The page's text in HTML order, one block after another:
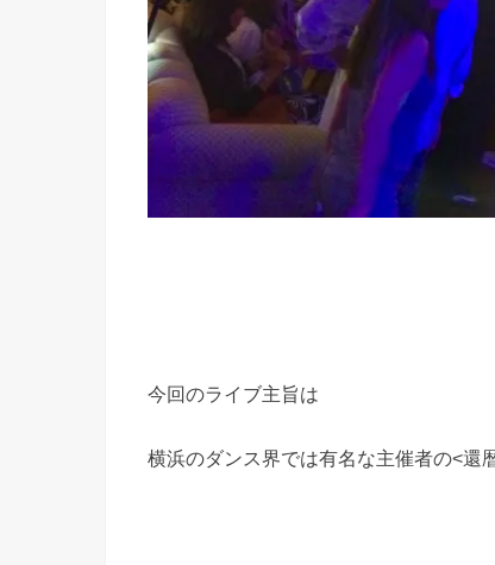
今回のライブ主旨は
横浜のダンス界では有名な主催者の<還